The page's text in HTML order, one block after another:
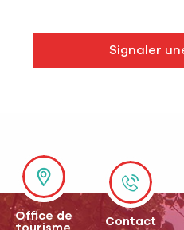
Signaler
Office de
Contact